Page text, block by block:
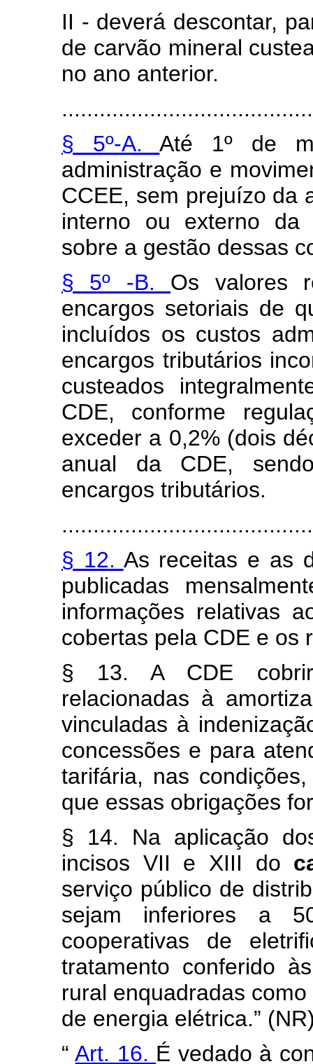
II - deverá descontar,
de carvão mineral
no ano anterior.
§ 5º-A.Até 1º de
administração e
CCEE, sem prejuízo da
interno ou externo da
sobre a gestão dessas
§ 5º -B. Os valores
encargos setoriais de
incluídos os custos
encargos tributários
custeados
CDE, conforme
exceder a 0,2% (dois
anual da CDE,
encargos tributários.
§ 12. As receitas e as
publicadas
informações relativas
cobertas pela CDE e os
§ 13. A CDE
relacionadas à
vinculadas à
concessões e para
tarifária, nas
que essas obrigações
§ 14. Na aplicação
incisos VII e XIII do
serviço público de
sejam inferiores a
cooperativas de
tratamento conferido
rural enquadradas
de energia elétrica.”
“Art. 16. É vedado à